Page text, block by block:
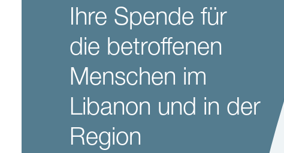
Ihre Spende für
die betroffenen
Menschen im
Libanon und in der
Region